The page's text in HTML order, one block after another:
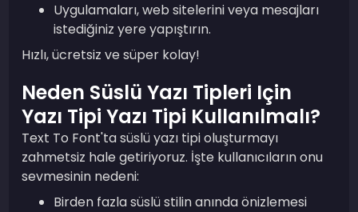
Uygulamaları, web sitelerini veya mesajları
istediğiniz yere yapıştırın.
Hızlı, ücretsiz ve süper kolay!
Neden Süslü Yazı Tipleri Için
Yazı Tipi Yazı Tipi Kullanılmalı?
Text To Font'ta süslü yazı tipi oluşturmayı
zahmetsiz hale getiriyoruz. İşte kullanıcıların onu
sevmesinin nedeni:
Birden fazla süslü stilin anında önizlemesi